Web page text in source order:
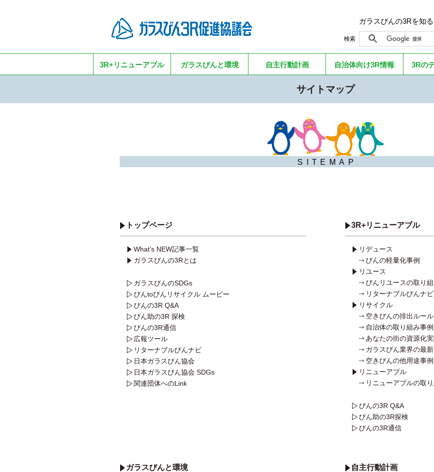
ガラスびんの3Rを知
検索
3R+リニューアブル ガラスびんと環境 自主行動計画 自治体向け3R情報 3Rの
サイトマップ
SITEMAP
トップページ
What’s NEW記事一覧
ガラスびんの3Rとは
ガラスびんのSDGs
びんtoびんリサイクル ムービー
びんの3R Q&A
びん助の3R 探検
びんの3R通信
広報ツール
リターナブルびんナビ
日本ガラスびん協会
日本ガラスびん協会 SDGs
関連団体へのLink
3R+リニューアブル
リデュース
びんの軽量化事例
リユース
びんリユースの取り
リターナブルびんナビ
リサイクル
空きびんの排出ルール
自治体の取り組み事例
あなたの街の資源化
ガラスびん業界の最
空きびんの他用途事例
リニューアブル
リニューアブルの取
びんの3R Q&A
びん助の3R探検
びんの3R通信
ガラスびんと環境 自主行動計画